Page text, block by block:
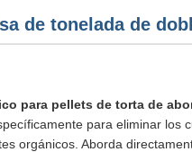
de tonelada de
para pellets de torta de
para eliminar los
orgánicos. Aborda